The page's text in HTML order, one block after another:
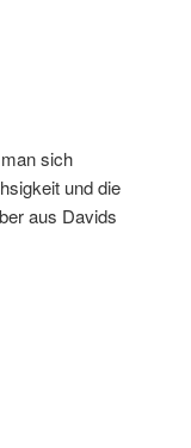
sich
und die
aus Davids